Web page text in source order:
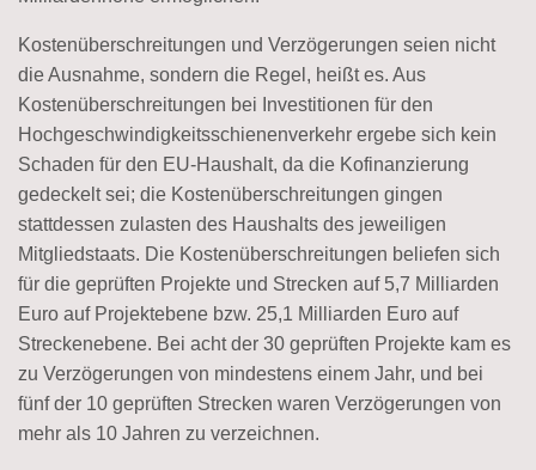
Kostenüberschreitungen und Verzögerungen seien nicht
die Ausnahme, sondern die Regel, heißt es. Aus
Kostenüberschreitungen bei Investitionen für den
Hochgeschwindigkeitsschienenverkehr ergebe sich kein
Schaden für den EU-Haushalt, da die Kofinanzierung
gedeckelt sei; die Kostenüberschreitungen gingen
stattdessen zulasten des Haushalts des jeweiligen
Mitgliedstaats. Die Kostenüberschreitungen beliefen sich
für die geprüften Projekte und Strecken auf 5,7 Milliarden
Euro auf Projektebene bzw. 25,1 Milliarden Euro auf
Streckenebene. Bei acht der 30 geprüften Projekte kam es
zu Verzögerungen von mindestens einem Jahr, und bei
fünf der 10 geprüften Strecken waren Verzögerungen von
mehr als 10 Jahren zu verzeichnen.